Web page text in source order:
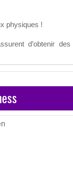
physiques !
d’obtenir des